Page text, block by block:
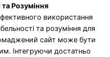
Розуміння
використання
та розуміння для
сайт може бути
Інтегруючи достатньо